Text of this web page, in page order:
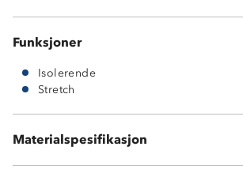
Funksjoner
Isolerende
Stretch
Materialspesifikasjon
100 % polyester